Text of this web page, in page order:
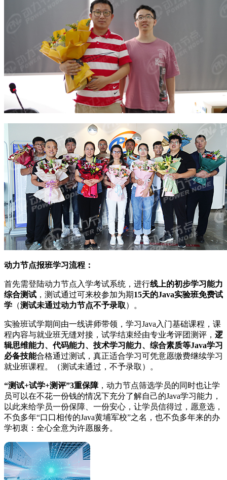
动力节点报班学习流程：
首先需登陆动力节点入学考试系统，进行线上的初步学习能力
综合测试 ，测试通过可来校参加为期15天的Java实验班免费试
学 （测试未通过动力节点不予录取）。
实验班试学期间由一线讲师带领，学习Java入门基础课程，课
程内容与就业班无缝对接，试学结束经由专业考评团测评， 逻
辑思维能力、代码能力、技术学习能力、综合素质等Java学习
必备技能合格通过测试，真正适合学习可凭意愿缴费继续学习
就业班课程。（测试未通过，不予录取）。
“测试+试学+测评”3重保障，动力节点筛选学员的同时也让学
员可以在不花一份钱的情况下充分了解自己的Java学习能力，
以此来给学员一份保障、一份安心，让学员信得过，愿意选，
不负多年“口口相传的Java黄埔军校”之名，也不负多年来的办
学初衷：全心全意为许愿服务。